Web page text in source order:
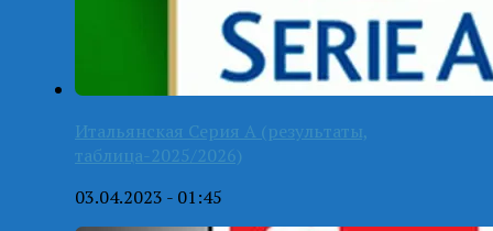
Итальянская Серия А (результаты,
таблица-2025/2026)
03.04.2023 - 01:45